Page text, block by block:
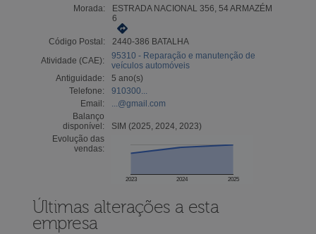
Morada:
ESTRADA NACIONAL 356, 54 ARMAZÉM
6
Código Postal:
2440-386 BATALHA
Atividade (CAE):
95310 - Reparação e manutenção de
veículos automóveis
Antiguidade:
5 ano(s)
Telefone:
910300...
Email:
...@gmail.com
Balanço
disponível:
SIM (2025, 2024, 2023)
Evolução das
vendas:
2023 2024 2025
Últimas alterações a esta
empresa